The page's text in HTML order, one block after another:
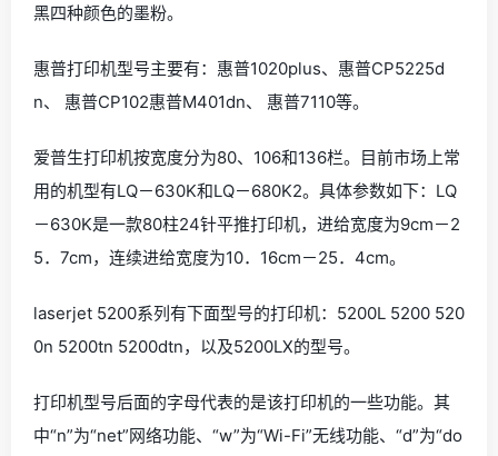
黑四种颜色的墨粉。
惠普打印机型号主要有：惠普1020plus、惠普CP5225d
n、 惠普CP102惠普M401dn、 惠普7110等。
爱普生打印机按宽度分为80、106和136栏。目前市场上常
用的机型有LQ－630K和LQ－680K2。具体参数如下：LQ
－630K是一款80柱24针平推打印机，进给宽度为9cm－2
5．7cm，连续进给宽度为10．16cm－25．4cm。
laserjet 5200系列有下面型号的打印机：5200L 5200 520
0n 5200tn 5200dtn，以及5200LX的型号。
打印机型号后面的字母代表的是该打印机的一些功能。其
中“n”为“net”网络功能、“w”为“Wi-Fi”无线功能、“d”为“do